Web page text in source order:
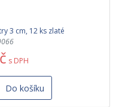
3 cm, 12 ks zlaté
s DPH
Do košíku